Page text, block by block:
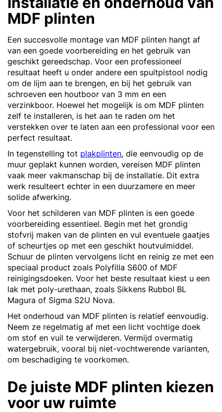
MDF plinten
Een succesvolle montage van MDF plinten hangt af
van een goede voorbereiding en het gebruik van
geschikt gereedschap. Voor een professioneel
resultaat heeft u onder andere een spuitpistool nodig
om de lijm aan te brengen, en bij het gebruik van
schroeven een houtboor van 3 mm en een
verzinkboor. Hoewel het mogelijk is om MDF plinten
zelf te installeren, is het aan te raden om het
verstekken over te laten aan een professional voor een
perfect resultaat.
In tegenstelling tot plakplinten, die eenvoudig op de
muur geplakt kunnen worden, vereisen MDF plinten
vaak meer vakmanschap bij de installatie. Dit extra
werk resulteert echter in een duurzamere en meer
solide afwerking.
Voor het schilderen van MDF plinten is een goede
voorbereiding essentieel. Begin met het grondig
stofvrij maken van de plinten en vul eventuele gaatjes
of scheurtjes op met een geschikt houtvulmiddel.
Schuur de plinten vervolgens licht en reinig ze met een
speciaal product zoals Polyfilla S600 of MDF
reinigingsdoeken. Voor het beste resultaat kiest u een
lak met poly-urethaan, zoals Sikkens Rubbol BL
Magura of Sigma S2U Nova.
Het onderhoud van MDF plinten is relatief eenvoudig.
Neem ze regelmatig af met een licht vochtige doek
om stof en vuil te verwijderen. Vermijd overmatig
watergebruik, vooral bij niet-vochtwerende varianten,
om beschadiging te voorkomen.
De juiste MDF plinten kiezen
voor uw ruimte